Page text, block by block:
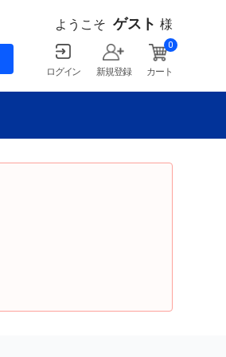
ようこそ ゲスト 様
ログイン 新規登録 カート
0